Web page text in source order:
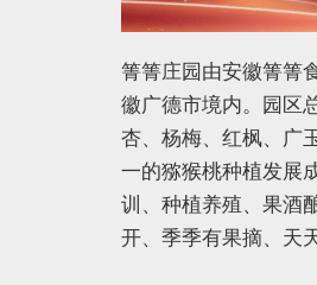
箐箐庄园由安徽箐箐
徽广德市境内。园区
杏、杨梅、红枫、广
一的猕猴桃种植发展
训、种植养殖、果酒
开、季季有果摘、天